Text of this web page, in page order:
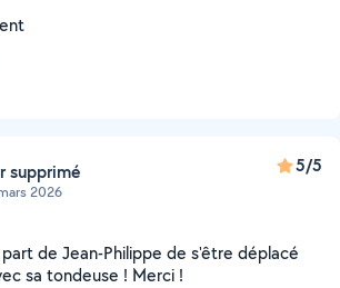
supprimé
2026
5/5
de Jean-Philippe de s'être déplacé
sa tondeuse ! Merci !